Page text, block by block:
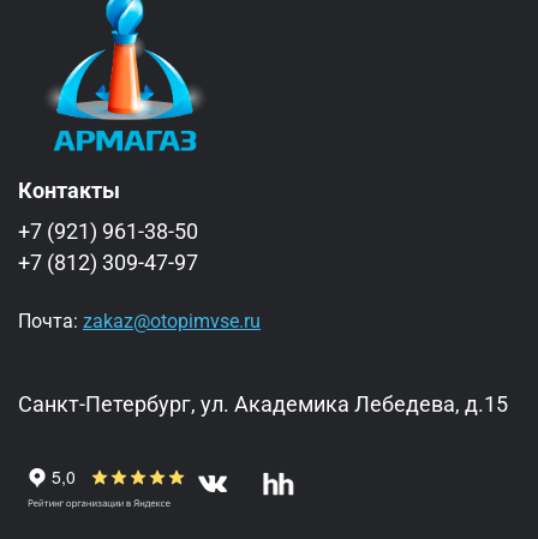
Контакты
+7 (921) 961-38-50
+7 (812) 309-47-97
Почта: zakaz@otopimvse.ru
Санкт-Петербург, ул. Академика Лебедева, д.15